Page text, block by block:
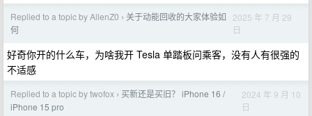
Replied to a topic by AllenZ0 › 关于动能回收的大家体验如
何
2025 年 7 月 29
日
好奇你开的什么车，为啥我开 Tesla 单踏板问乘客，没有人有很强的
不适感
Replied to a topic by twofox › 买新还是买旧？ iPhone 16 /
iPhone 15 pro
2024 年 9 月 10
日